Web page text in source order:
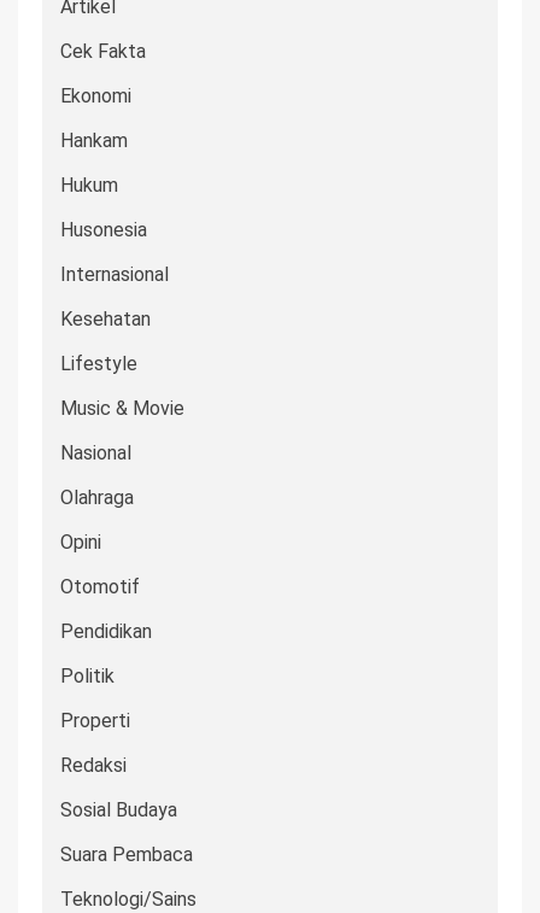
Artikel
Cek Fakta
Ekonomi
Hankam
Hukum
Husonesia
Internasional
Kesehatan
Lifestyle
Music & Movie
Nasional
Olahraga
Opini
Otomotif
Pendidikan
Politik
Properti
Redaksi
Sosial Budaya
Suara Pembaca
Teknologi/Sains